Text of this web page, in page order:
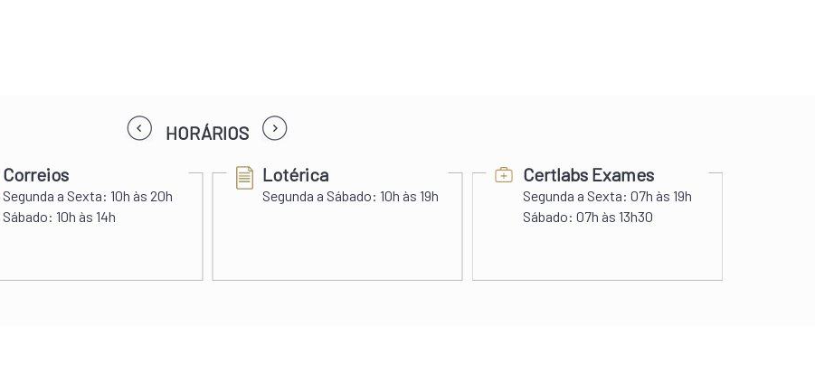
HORÁRIOS
Correios
Segunda a Sexta: 10h às 20h
Sábado: 10h às 14h
Lotérica
Segunda a Sábado: 10h às 19h
Certlabs Exames
Segunda a Sexta: 07h às 19h
Sábado: 07h às 13h30
prev